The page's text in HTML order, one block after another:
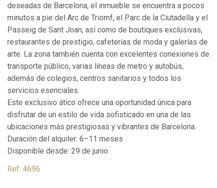
deseadas de Barcelona, el inmueble se encuentra a pocos
minutos a pie del Arc de Triomf, el Parc de la Ciutadella y el
Passeig de Sant Joan, así como de boutiques exclusivas,
restaurantes de prestigio, cafeterías de moda y galerías de
arte. La zona también cuenta con excelentes conexiones de
transporte público, varias líneas de metro y autobús,
además de colegios, centros sanitarios y todos los
servicios esenciales.
Este exclusivo ático ofrece una oportunidad única para
disfrutar de un estilo de vida sofisticado en una de las
ubicaciones más prestigiosas y vibrantes de Barcelona.
Duración del alquiler: 6–11 meses
Disponible desde: 29 de junio
Ref. 4696
Modificar cookies
Técnicas y funcionales
Siempre activas
Este sitio web utiliza Cookies propias para recopilar
Si continua navegando, supone la aceptación de la
instalación de las mismas. El usuario tiene la posibilidad
de configurar su navegador pudiendo, si así lo desea,
impedir que sean instaladas en su disco duro, aunque
deberá tener en cuenta que dicha acción podrá ocasionar